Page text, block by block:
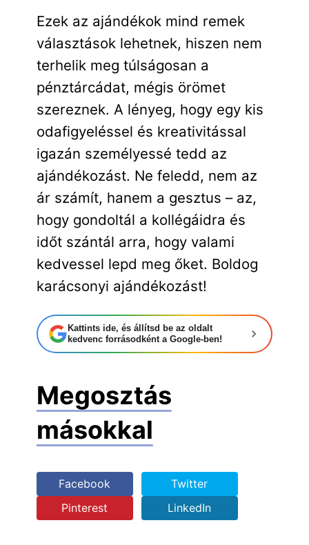
Ezek az ajándékok mind remek
választások lehetnek, hiszen nem
terhelik meg túlságosan a
pénztárcádat, mégis örömet
szereznek. A lényeg, hogy egy kis
odafigyeléssel és kreativitással
igazán személyessé tedd az
ajándékozást. Ne feledd, nem az
ár számít, hanem a gesztus – az,
hogy gondoltál a kollégáidra és
időt szántál arra, hogy valami
kedvessel lepd meg őket. Boldog
karácsonyi ajándékozást!
Kattints ide, és állítsd be az oldalt
kedvenc forrásodként a Google-ben!
Megosztás
másokkal
Facebook
Twitter
Pinterest
LinkedIn